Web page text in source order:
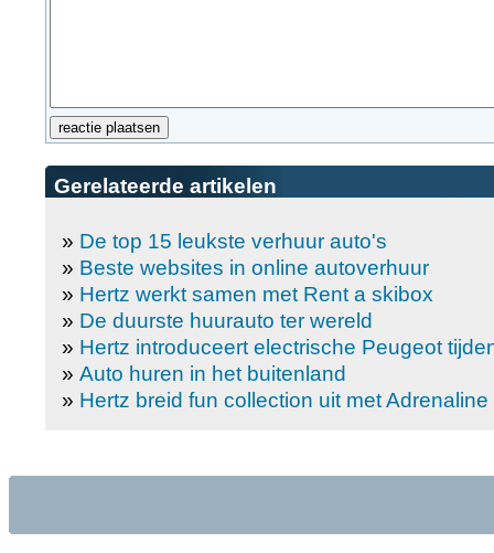
Gerelateerde artikelen
» De top 15 leukste verhuur auto's
» Beste websites in online autoverhuur
» Hertz werkt samen met Rent a skibox
» De duurste huurauto ter wereld
» Hertz introduceert electrische Peugeot
» Auto huren in het buitenland
» Hertz breid fun collection uit met